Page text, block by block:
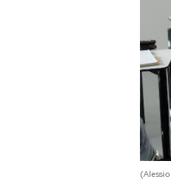
AREA PERSONALE